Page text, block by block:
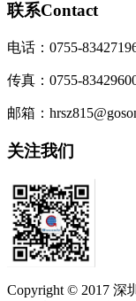
联系Contact
电话：0755-
传真：0755-
邮箱：
关注我们
Copyright © 2017 深